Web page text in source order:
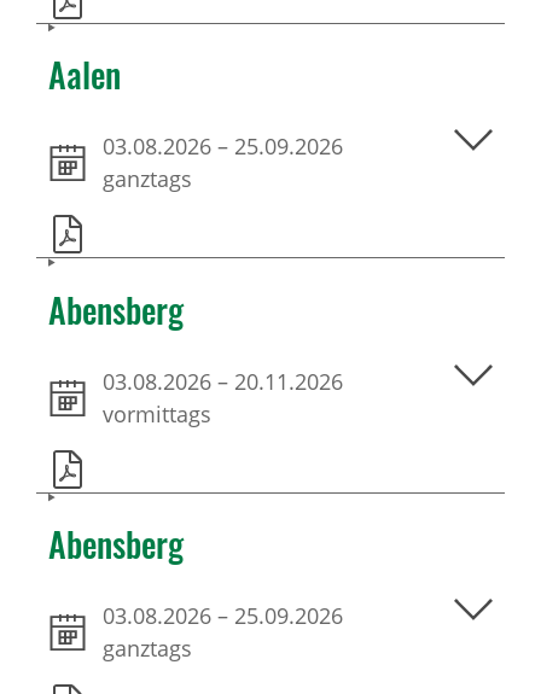
Aalen
03.08.2026 – 25.09.2026
ganztags
Abensberg
03.08.2026 – 20.11.2026
vormittags
Abensberg
03.08.2026 – 25.09.2026
ganztags